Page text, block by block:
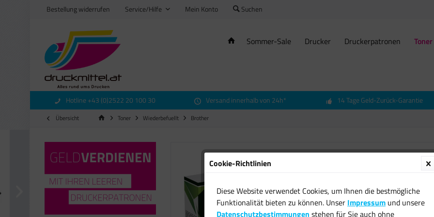
Bestellung widerrufen Service/Hilfe Mein Konto Suchen
Sommer-Sale Drucker Druckerpatronen Toner
Hotline +43 (0)2522 20 100 30 Versand innerhalb von 24h* 14 Tage Geld-Zurück-Garantie
Übersicht Toner Wiederbefuellt Brother
2320
MFC-
Cookie-Richtlinien
Diese Website verwendet Cookies, um Ihnen die bestmögliche
Funktionalität bieten zu können. Unser Impressum und unsere
Datenschutzbestimmungen stehen für Sie auch ohne